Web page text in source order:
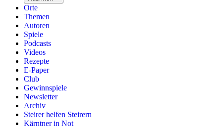
Orte
Themen
Autoren
Spiele
Podcasts
Videos
Rezepte
E-Paper
Club
Gewinnspiele
Newsletter
Archiv
Steirer helfen Steirern
Kärntner in Not